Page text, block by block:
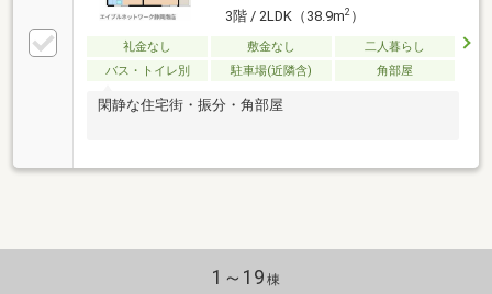
3階 / 2LDK（38.9m2）
礼金なし 敷金なし
二人暮らし
バス・トイレ別
駐車場(近隣含) 角部屋
閑静な住宅街・振分・角部屋
1～19 棟